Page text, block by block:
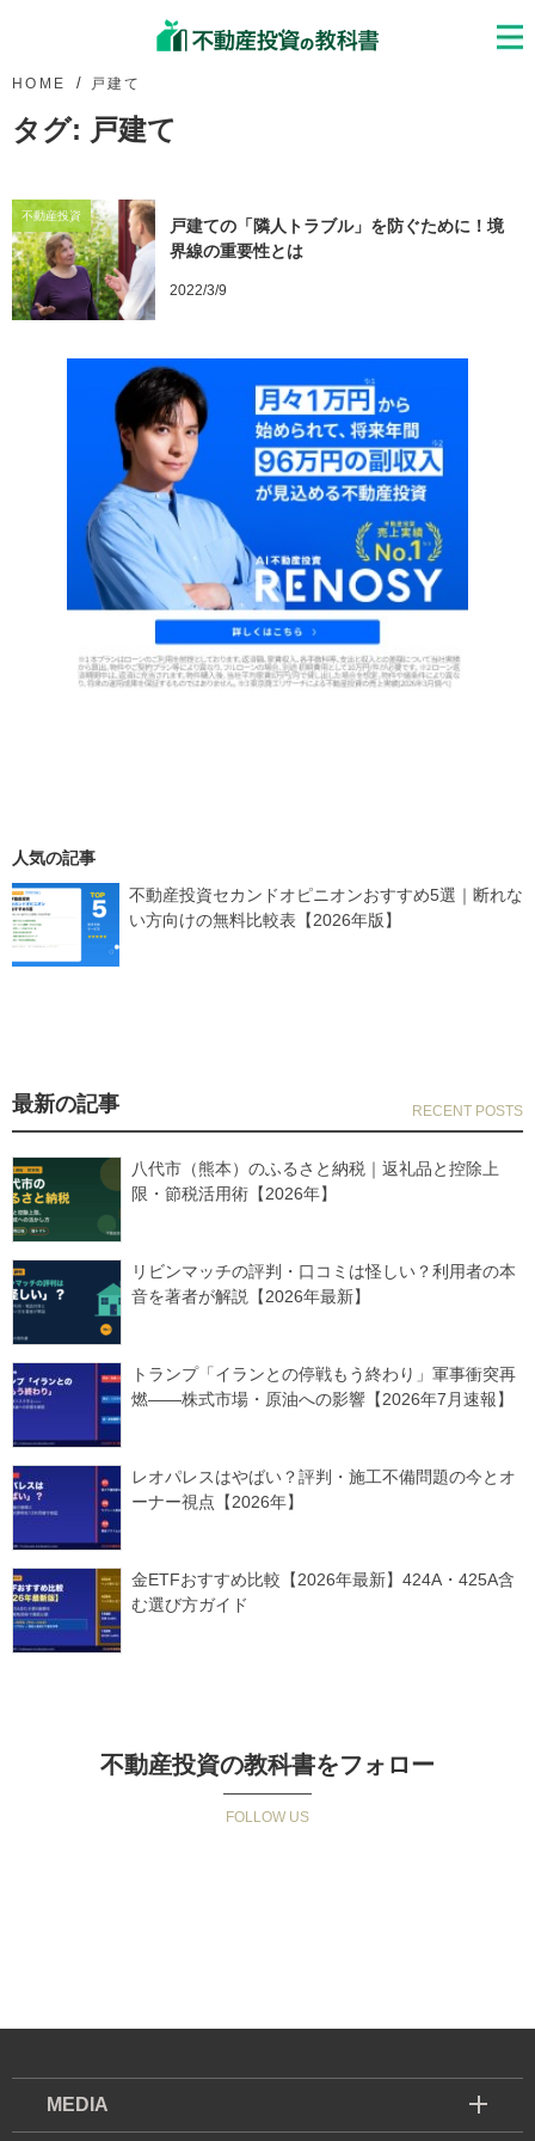
HOME 戸建て
タグ: 戸建て
不動産投資
戸建ての「隣人トラブル」を防ぐために！境
界線の重要性とは
2022/3/9
不動産投資セカンドオピニオンおすすめ5選｜断れな
い方向けの無料比較表【2026年版】
人気の記事
最新の記事
八代市（熊本）のふるさと納税｜返礼品と控除上
限・節税活用術【2026年】
リビンマッチの評判・口コミは怪しい？利用者の本
音を著者が解説【2026年最新】
トランプ「イランとの停戦もう終わり」軍事衝突再
燃——株式市場・原油への影響【2026年7月速報】
レオパレスはやばい？評判・施工不備問題の今とオ
ーナー視点【2026年】
金ETFおすすめ比較【2026年最新】424A・425A含
む選び方ガイド
不動産投資の教科書をフォロー
MEDIA